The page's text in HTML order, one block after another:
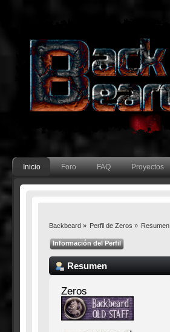
Inicio Foro FAQ Proyectos
Backbeard» Perfil de Zeros» Resumen
Información del Perfil
Resumen
Zeros